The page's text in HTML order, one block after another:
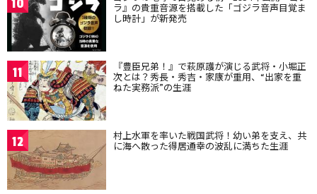
10 ラ』の貴重音源を搭載した「ゴジラ音声目覚ま
し時計」が新発売
11 『豊臣兄弟！』で萩原護が演じる武将・小堀正
次とは？秀長・秀吉・家康が重用、“出家を重
ねた実務派”の生涯
12 村上水軍を率いた戦国武将！幼い弟を支え、共
に海へ散った得居通幸の波乱に満ちた生涯